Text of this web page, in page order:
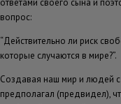
вопрос:
“Действительно ли риск
которые случаются в мире?”.
Создавая наш мир и людей
предполагал (предвидел),